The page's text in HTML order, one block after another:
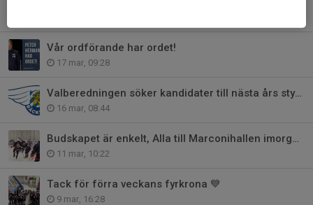
Vår ordförande har ordet!
17 mar, 09:28
Valberedningen söker kandidater till nästa års styrelse
16 mar, 08:44
Budskapet är enkelt, Alla till Marconihallen imorgon!
11 mar, 10:22
Tack för förra veckans fyrkrona 💙
9 mar, 16:28